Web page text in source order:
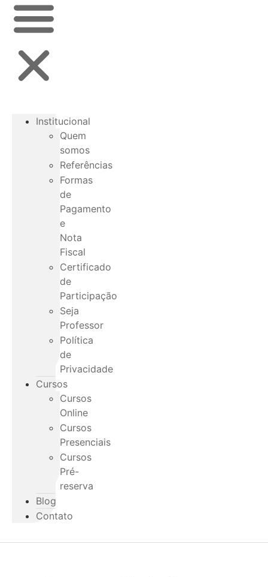
Institucional
Quem
somos
Referências
Formas
de
Pagamento
e
Nota
Fiscal
Certificado
de
Participação
Seja
Professor
Política
de
Privacidade
Cursos
Cursos
Online
Cursos
Presenciais
Cursos
Pré-
reserva
Blog
Contato